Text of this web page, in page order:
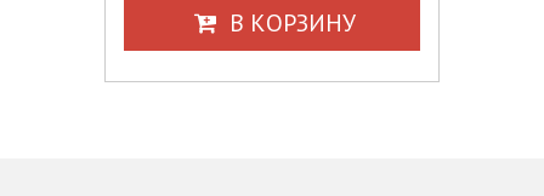
В КОРЗИНУ